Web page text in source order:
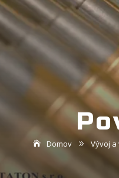
Domov 9 Vývoj a